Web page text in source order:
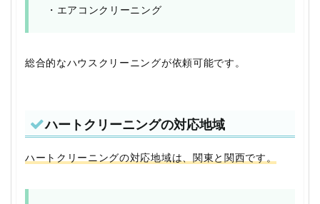
・エアコンクリーニング
総合的なハウスクリーニングが依頼可能です。
ハートクリーニングの対応地域
ハートクリーニングの対応地域は、関東と関西です。